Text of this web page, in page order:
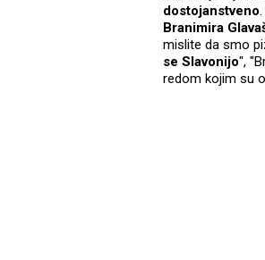
dostojanstveno
Branimira
mislite da smo
se Slavonijo",
redom kojim su